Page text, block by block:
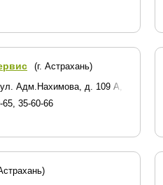
(г. Астрахань)
Адм.Нахимова, д. 109 А, к. 3
65, 35-60-66